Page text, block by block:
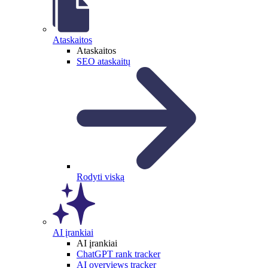
Ataskaitos
Ataskaitos
SEO ataskaitų
Rodyti viską
AI įrankiai
AI įrankiai
ChatGPT rank tracker
AI overviews tracker